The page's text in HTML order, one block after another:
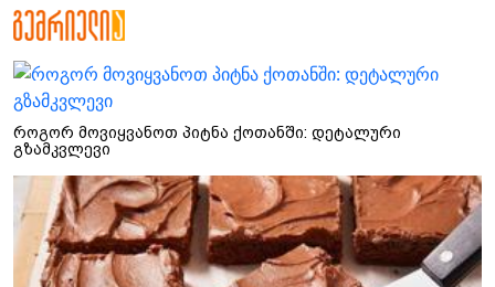
როგორ მოვიყვანოთ პიტნა ქოთანში: დეტალური
გზამკვლევი